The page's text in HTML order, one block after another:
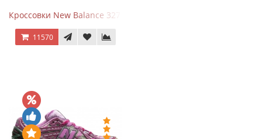
Кроссовки New Balance 327 Beige Pink
11570